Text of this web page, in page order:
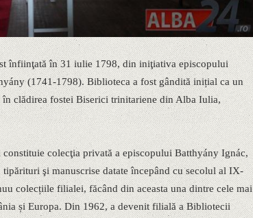
înfiinţată în 31 iulie 1798, din iniţiativa episcopului
(1741-1798). Biblioteca a fost gândită inițial ca un
în clădirea fostei Biserici trinitariene din Alba Iulia,
colecţia privată a episcopului Batthyány Ignác,
şi manuscrise datate începând cu secolul al IX-
colecțiile filialei, făcând din aceasta una dintre cele mai
și Europa. Din 1962, a devenit filială a Bibliotecii